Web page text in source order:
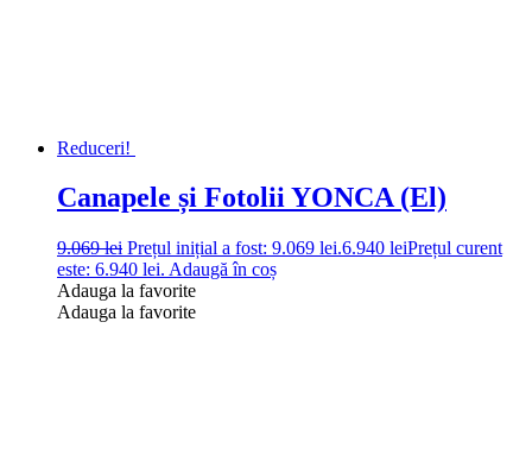
Reduceri!
Canapele și Fotolii YONCA (El)
9.069lei Prețul inițial a fost: 9.069 lei.6.940 leiPrețul curent
este: 6.940 lei. Adaugă în coș
Adauga la favorite
Adauga la favorite